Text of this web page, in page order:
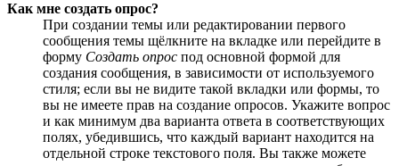
Как мне создать опрос?
При создании темы или редактировании первого
сообщения темы щёлкните на вкладке или перейдите в
форму Создать опрос под основной формой для
создания сообщения, в зависимости от используемого
стиля; если вы не видите такой вкладки или формы, то
вы не имеете прав на создание опросов. Укажите вопрос
и как минимум два варианта ответа в соответствующих
полях, убедившись, что каждый вариант находится на
отдельной строке текстового поля. Вы также можете